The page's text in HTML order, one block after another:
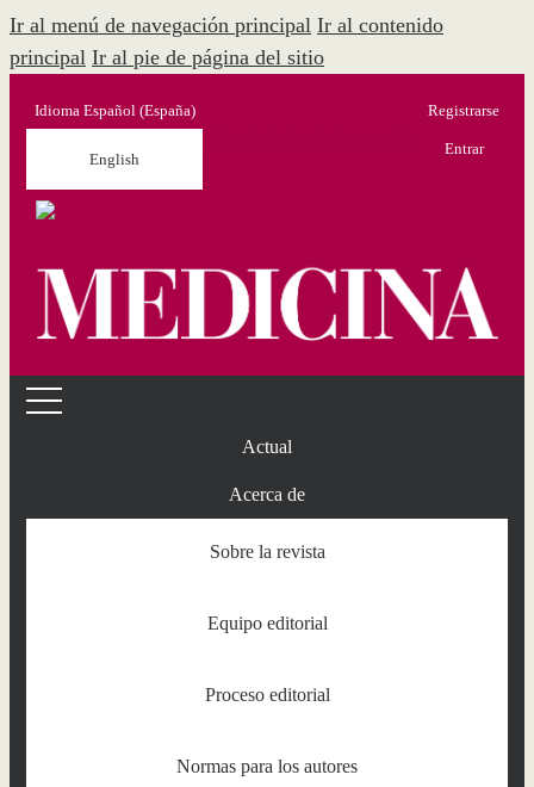
Ir al menú de navegación principal Ir al contenido
principal Ir al pie de página del sitio
Idioma Español (España)
English
Registrarse
Entrar
Actual
Acerca de
Sobre la revista
Equipo editorial
Proceso editorial
Normas para los autores